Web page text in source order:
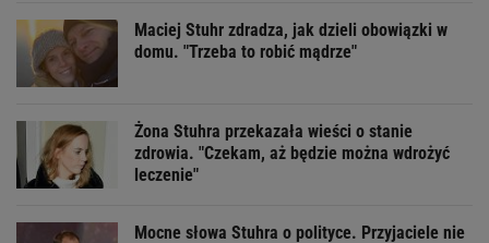
Maciej Stuhr zdradza, jak dzieli obowiązki w
domu. "Trzeba to robić mądrze"
Żona Stuhra przekazała wieści o stanie
zdrowia. "Czekam, aż będzie można wdrożyć
leczenie"
Mocne słowa Stuhra o polityce. Przyjaciele nie